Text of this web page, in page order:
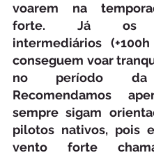
voarem na
forte. Já os
intermediários
conseguem voar
no período da
Recomendamos
sempre sigam
pilotos nativos, pois
vento forte